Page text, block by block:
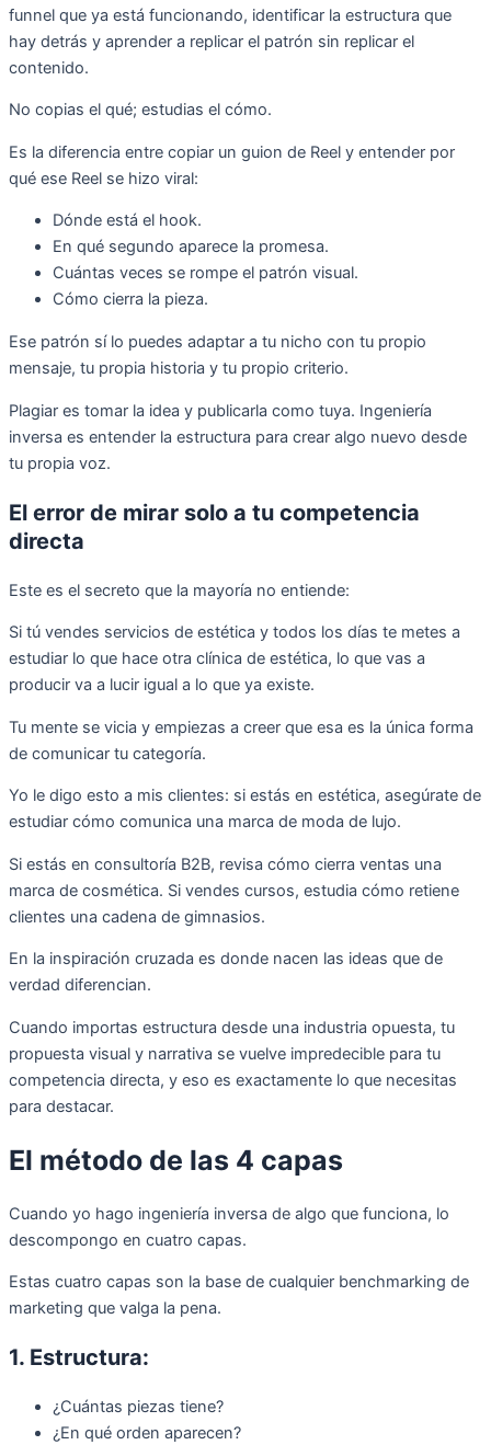
funnel que ya está funcionando, identificar la estructura que
hay detrás y aprender a replicar el patrón sin replicar el
contenido.
No copias el qué; estudias el cómo.
Es la diferencia entre copiar un guion de Reel y entender por
qué ese Reel se hizo viral:
Dónde está el hook.
En qué segundo aparece la promesa.
Cuántas veces se rompe el patrón visual.
Cómo cierra la pieza.
Ese patrón sí lo puedes adaptar a tu nicho con tu propio
mensaje, tu propia historia y tu propio criterio.
Plagiar es tomar la idea y publicarla como tuya. Ingeniería
inversa es entender la estructura para crear algo nuevo desde
tu propia voz.
El error de mirar solo a tu competencia
directa
Este es el secreto que la mayoría no entiende:
Si tú vendes servicios de estética y todos los días te metes a
estudiar lo que hace otra clínica de estética, lo que vas a
producir va a lucir igual a lo que ya existe.
Tu mente se vicia y empiezas a creer que esa es la única forma
de comunicar tu categoría.
Yo le digo esto a mis clientes: si estás en estética, asegúrate de
estudiar cómo comunica una marca de moda de lujo.
Si estás en consultoría B2B, revisa cómo cierra ventas una
marca de cosmética. Si vendes cursos, estudia cómo retiene
clientes una cadena de gimnasios.
En la inspiración cruzada es donde nacen las ideas que de
verdad diferencian.
Cuando importas estructura desde una industria opuesta, tu
propuesta visual y narrativa se vuelve impredecible para tu
competencia directa, y eso es exactamente lo que necesitas
para destacar.
El método de las 4 capas
Cuando yo hago ingeniería inversa de algo que funciona, lo
descompongo en cuatro capas.
Estas cuatro capas son la base de cualquier benchmarking de
marketing que valga la pena.
1. Estructura:
¿Cuántas piezas tiene?
¿En qué orden aparecen?